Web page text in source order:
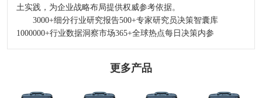
土实践，为企业战略布局提供权威参考依据。
3000+细分行业研究报告500+专家研究员决策智囊库
1000000+行业数据洞察市场365+全球热点每日决策内参
更多产品
2024-2029全球及
选哪个洁厕品牌